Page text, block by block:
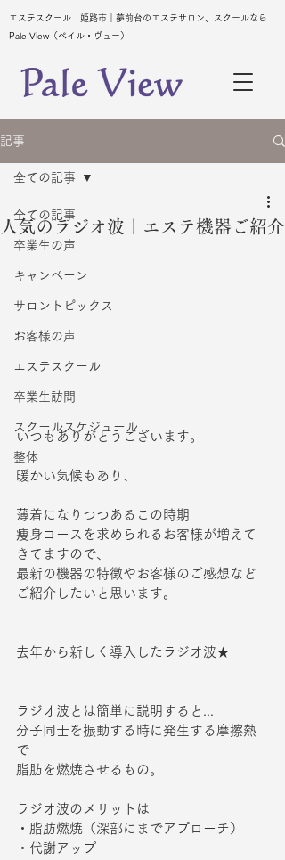
エステスクール 姫路市｜夢前台のエステサロン、スクールなら
Pale View（ペイル・ヴュー）
記事
全ての記事
卒業生の声
キャンペーン
サロントピックス
お客様の声
エステスクール
卒業生訪問
スクールスケジュール
整体
全ての記事
人気のラジオ波｜エステ機器ご紹介
いつもありがとうございます。
暖かい気候もあり、
薄着になりつつあるこの時期
痩身コースを求められるお客様が増えて
きてますので、
最新の機器の特徴やお客様のご感想など
ご紹介したいと思います。
去年から新しく導入したラジオ波★
ラジオ波とは簡単に説明すると...
分子同士を振動する時に発生する摩擦熱
で
脂肪を燃焼させるもの。
ラジオ波のメリットは
・脂肪燃焼（深部にまでアプローチ）
・代謝アップ